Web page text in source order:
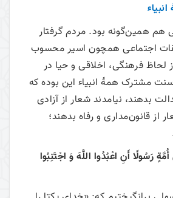
همین‌گونه بود. مردم گرفتار
اجتماعی همچون اسیر محسوب
لحاظ فرهنگی، اخلاقی و حیا در
مشترک همۀ انبیاء این بوده که
بدهند، نیامدند شعار از آزادی
از قانون‌مداری و رفاه بدهند؛
رَسُولًا أَنِ اعْبُدُوا اللَّهَ وَ اجْتَنِبُوا